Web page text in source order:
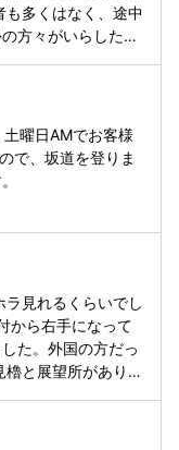
方々がいらしたく
曜日AMでお客様
で、坂道を登りま
見れるくらいでし
から右手になって
た。外国の方だっ
と展望所がありま
したが目に入る部
のに残念です。